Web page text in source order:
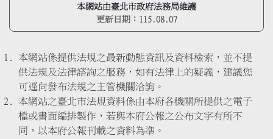
本網站由臺北市政府法務局維護
更新日期： 115.08.07
本網站係提供法規之最新動態資訊及資料檢索，並不提
供法規及法律諮詢之服務，如有法律上的疑義，建議您
可逕向發布法規之主管機關洽詢。
本網站之臺北市法規資料係由本府各機關所提供之電子
檔或書面編排製作，若與本府公報之公布文字有所不
同，以本府公報刊載之資料為準。